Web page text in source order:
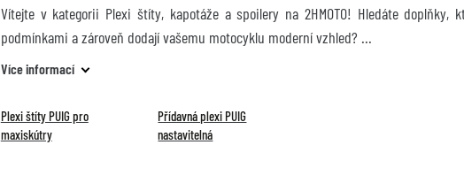
Vítejte v kategorii Plexi štíty, kapotáže a spoilery na 2HMOTO! Hledáte
podmínkami a zároveň dodají vašemu motocyklu moderní vzhled?
Více informací
Plexi štíty PUIG pro
maxiskútry
Přídavná plexi PUIG
nastavitelná